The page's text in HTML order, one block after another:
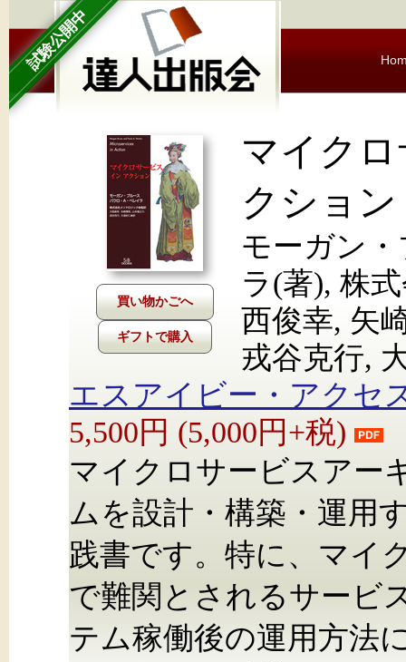
試験公開中
ギフトで購入
マイク
クション
モーガン
ラ(著), 株
西俊幸, 矢
戎谷克行,
エスアイビー・アクセ
5,500円 (5,000円+税)
マイクロサービスアー
ムを設計・構築・運用
践書です。特に、マイ
で難関とされるサービ
テム稼働後の運用方法